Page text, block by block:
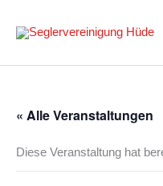
Inhalt
springen
« Alle Veranstaltungen
Diese Veranstaltung hat